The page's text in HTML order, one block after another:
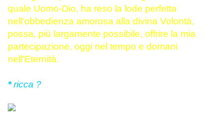
quale Uomo-Dio, ha reso la lode perfetta
nell'obbedienza amorosa alla divina Volontà,
possa, più largamente possibile, offrire la mia
partecipazione, oggi nel tempo e domani
nell'Eternità.
*ricca ?